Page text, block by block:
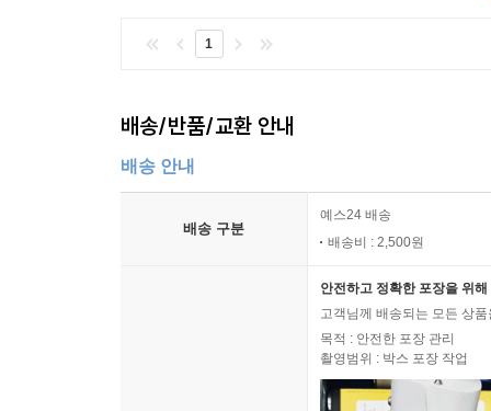
1
배송/반품/교환 안내
배송 안내
배송 구분
예스24 배송
배송비 : 2,500원
안전하고 정확한 포장을 위
고객님께 배송되는 모든 상
목적 : 안전한 포장 관리
촬영범위 : 박스 포장 작업